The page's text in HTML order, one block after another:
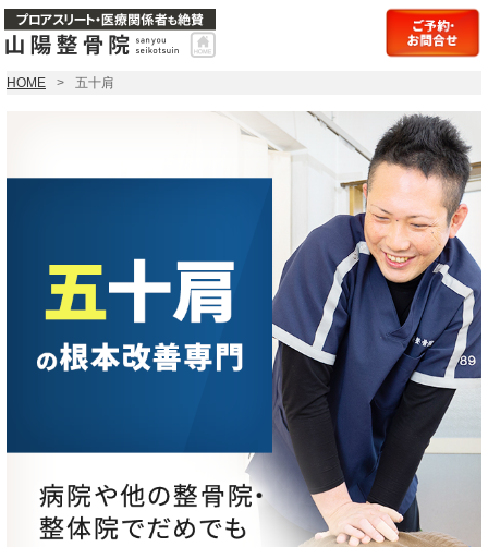
HOME 五十肩